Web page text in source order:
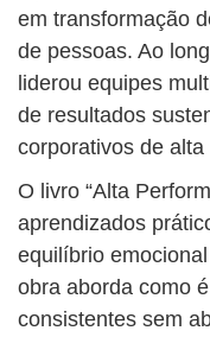
em transformação
de pessoas. Ao
liderou equipes
de resultados
corporativos de
O livro “Alta
aprendizados
equilíbrio
obra aborda como
consistentes sem